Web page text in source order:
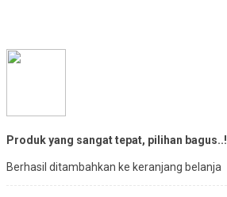
Produk yang sangat tepat, pilihan bagus..!
Berhasil ditambahkan ke keranjang belanja